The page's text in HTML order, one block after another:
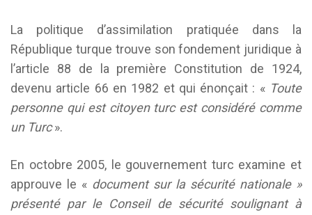
La politique d’assimilation pratiquée dans la
République turque trouve son fondement juridique à
l’article 88 de la première Constitution de 1924,
devenu article 66 en 1982 et qui énonçait : « Toute
personne qui est citoyen turc est considéré comme
un Turc».
En octobre 2005, le gouvernement turc examine et
approuve le « document sur la sécurité nationale »
présenté par le Conseil de sécurité soulignant à